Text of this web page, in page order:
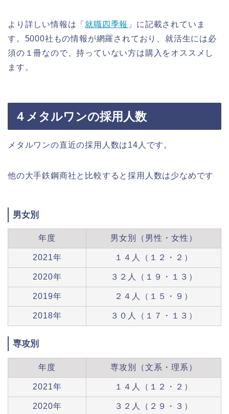
より詳しい情報は「 就職四季報 」に記載されていま
す。5000社もの情報が網羅されており、就活生には必
須の１冊なので、持っていない方は購入をオススメし
ます。
４メタルワンの採用人数
メタルワンの直近の採用人数は14人です。
他の大手鉄鋼商社と比較すると採用人数は少なめです
男女別
年度 男女別（男性・女性）
2021年 １４人（１２・２）
2020年 ３２人（１９・１３）
2019年 ２４人（１５・９）
2018年 ３０人（１７・１３）
専攻別
年度 専攻別（文系・理系）
2021年 １４人（１２・２）
2020年 ３２人（２９・３）